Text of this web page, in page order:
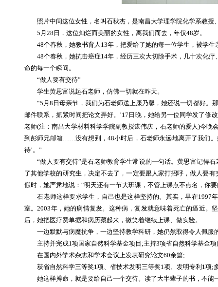
照片中间这位女性，名叫石秋杰，是南昌大学理学院化学系教授
5月28日，这位灿烂而美丽的女性，离我们而去，年仅48岁。
48个春秋，她教书育人13年，把爱给了她的每一位学生，被学生
48个春秋，她抗击癌症14年，经历三次大切除手术，几十次化疗
命的每一个瞬间。
“做人要有交待”
学生黄思富说起石老师，仿佛一切就在昨天。
“5月8日母亲节，我们为石老师送上康乃馨，她还说一切都好。那
邮件联系，抓紧时间把论文弄好。’17日晚，她给另一位同学发了修
老师(注：南昌大学材料科学学院副教授谌伟庆，石老师的爱人)今晚
到彭师兄邮箱……没有想到，48小时后，石老师永远地离开了我们
待’。”
“做人要有交待”是石老师教育学生常说的一句话。黄思富记得石
了其他学校的研究生，决定不去了，一定要跟人家打招呼，做人要
假时，她严肃地说：“明天还有一节大班课，不管上课点不点名，你
石老师这样要求学生，自己也是这样坚持的。其实，早在1997
室。2003年，她的病情复发。这种病，复发就意味着死亡的逼近。
后，她把医疗费单据和病历藏起来，微笑着继续上课、做实验。
一边默默与病魔抗争，一边坚持教学科研，她仍然取得令人佩服
主持并完成1项国家自然科学基金项目;主持3项省自然科学基金项
在国内外学术杂志和学术会议上发表研究论文60余篇;
获省自然科学三等奖1项、省技术发明三等奖1项、发明专利1项;
她这样搏命，就是要给自己一个交待。读了大半辈子的书，不能